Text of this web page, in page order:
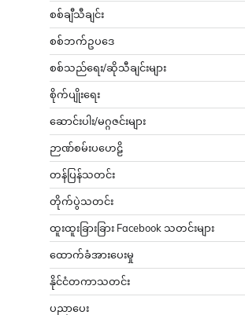
စစ်ချီသီချင်း
စစ်ဘက်ဥပဒေ
စစ်သည်ရေး/ဆိုသီချင်းများ
စိုက်ပျိုးရေး
ဆောင်းပါး/မဂ္ဂဇင်းများ
ဉာဏ်စမ်းပဟေဠိ
တန်ပြန်သတင်း
တိုက်ပွဲသတင်း
ထူးထူးခြားခြား Facebook သတင်းများ
ထောက်ခံအားပေးမှု
နိုင်ငံတကာသတင်း
ပညာပေး